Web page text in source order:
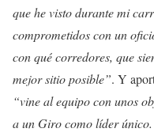
que he visto durante mi
comprometidos con un
con qué corredores, que
mejor sitio posible”. Y
“vine al equipo con unos
a un Giro como líder